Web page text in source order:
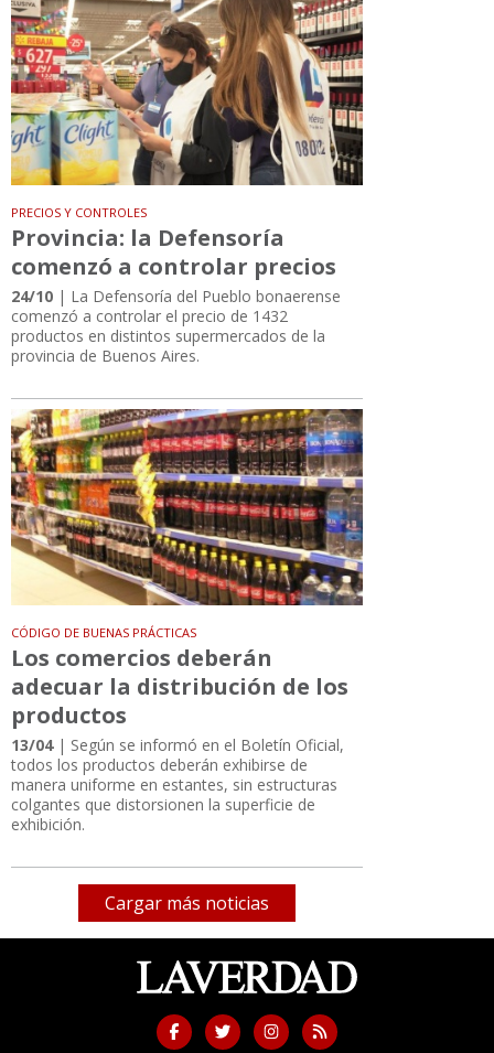
PRECIOS Y CONTROLES
Provincia: la Defensoría
comenzó a controlar precios
24/10 | La Defensoría del Pueblo bonaerense
comenzó a controlar el precio de 1432
productos en distintos supermercados de la
provincia de Buenos Aires.
CÓDIGO DE BUENAS PRÁCTICAS
Los comercios deberán
adecuar la distribución de los
productos
13/04| Según se informó en el Boletín Oficial,
todos los productos deberán exhibirse de
manera uniforme en estantes, sin estructuras
colgantes que distorsionen la superficie de
exhibición.
Cargar más noticias